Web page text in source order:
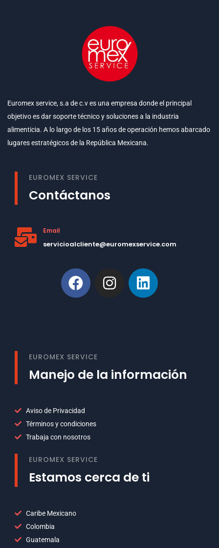
Euromex service, s.a de c.v es una empresa donde el principal
objetivo es dar soporte técnico y soluciones a la industria
alimenticia. A lo largo de los 15 años de operación hemos abarcado
lugares estratégicos de la República Mexicana.
EUROMEX SERVICE
Contáctanos
Email
servicioalcliente@euromexservice.com
EUROMEX SERVICE
Manejo de la información
Aviso de Privacidad
Términos y condiciones
Trabaja con nosotros
EUROMEX SERVICE
Estamos cerca de ti
Caribe Mexicano
Colombia
Guatemala